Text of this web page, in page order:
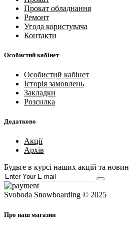
Прокат обладнання
Ремонт
Угода користувача
Контакти
Особистий кабінет
Особистий кабінет
Історія замовлень
Закладки
Розсилка
Додатково
Акції
Архів
Будьте в курсі наших акцій та новин
Svoboda Snowboarding © 2025
Про наш магазин